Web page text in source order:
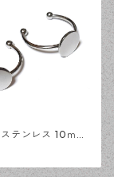
テンレス 10ｍｍ
リング台 シルバ
ギー対応 アクセ
ハンドメイド資